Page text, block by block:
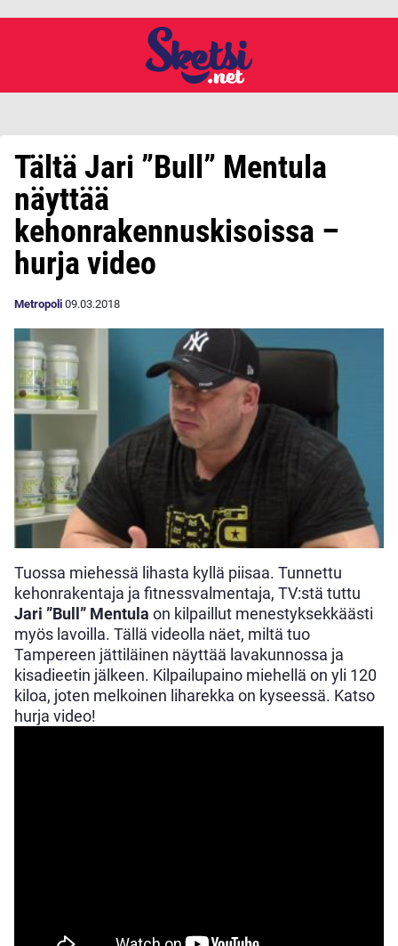
Tältä Jari ”Bull” Mentula
näyttää
kehonrakennuskisoissa –
hurja video
Metropoli 09.03.2018
Tuossa miehessä lihasta kyllä piisaa. Tunnettu
kehonrakentaja ja fitnessvalmentaja, TV:stä tuttu
Jari ”Bull” Mentula on kilpaillut menestyksekkäästi
myös lavoilla. Tällä videolla näet, miltä tuo
Tampereen jättiläinen näyttää lavakunnossa ja
kisadieetin jälkeen. Kilpailupaino miehellä on yli 120
kiloa, joten melkoinen liharekka on kyseessä. Katso
hurja video!